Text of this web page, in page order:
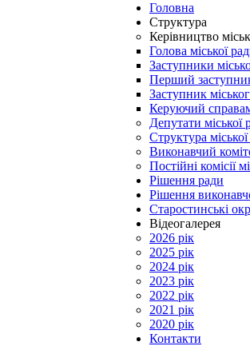
Головна
Структура
Керівництво
Голова міської
Заступники
Перший
Заступник
Керуючий
Депутати міської
Структура
Виконавчий
Постійні комісії
Рішення ради
Рішення
Старостинські
Відеогалерея
2026 рік
2025 рік
2024 рік
2023 рік
2022 рік
2021 рік
2020 рік
Контакти